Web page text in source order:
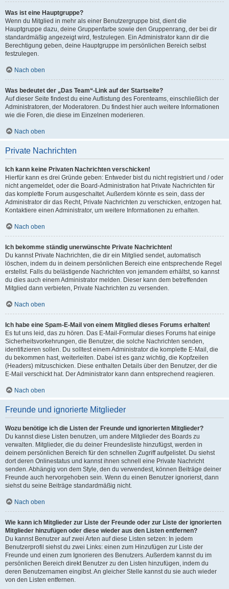
Was ist eine Hauptgruppe?
Wenn du Mitglied in mehr als einer Benutzergruppe bist, dient die
Hauptgruppe dazu, deine Gruppenfarbe sowie den Gruppenrang, der bei dir
standardmäßig angezeigt wird, festzulegen. Ein Administrator kann dir die
Berechtigung geben, deine Hauptgruppe im persönlichen Bereich selbst
festzulegen.
Nach oben
Was bedeutet der „Das Team“-Link auf der Startseite?
Auf dieser Seite findest du eine Auflistung des Forenteams, einschließlich der
Administratoren, der Moderatoren. Du findest hier auch weitere Informationen
wie die Foren, die diese im Einzelnen moderieren.
Nach oben
Private Nachrichten
Ich kann keine Privaten Nachrichten verschicken!
Hierfür kann es drei Gründe geben: Entweder bist du nicht registriert und / oder
nicht angemeldet, oder die Board-Administration hat Private Nachrichten für
das komplette Forum ausgeschaltet. Außerdem könnte es sein, dass der
Administrator dir das Recht, Private Nachrichten zu verschicken, entzogen hat.
Kontaktiere einen Administrator, um weitere Informationen zu erhalten.
Nach oben
Ich bekomme ständig unerwünschte Private Nachrichten!
Du kannst Private Nachrichten, die dir ein Mitglied sendet, automatisch
löschen, indem du in deinem persönlichen Bereich eine entsprechende Regel
erstellst. Falls du belästigende Nachrichten von jemandem erhältst, so kannst
du dies auch einem Administrator melden. Dieser kann dem betreffenden
Mitglied dann verbieten, Private Nachrichten zu versenden.
Nach oben
Ich habe eine Spam-E-Mail von einem Mitglied dieses Forums erhalten!
Es tut uns leid, das zu hören. Das E-Mail-Formular dieses Forums hat einige
Sicherheitsvorkehrungen, die Benutzer, die solche Nachrichten senden,
identifizieren sollen. Du solltest einem Administrator die komplette E-Mail, die
du bekommen hast, weiterleiten. Dabei ist es ganz wichtig, die Kopfzeilen
(Headers) mitzuschicken. Diese enthalten Details über den Benutzer, der die
E-Mail verschickt hat. Der Administrator kann dann entsprechend reagieren.
Nach oben
Freunde und ignorierte Mitglieder
Wozu benötige ich die Listen der Freunde und ignorierten Mitglieder?
Du kannst diese Listen benutzen, um andere Mitglieder des Boards zu
verwalten. Mitglieder, die du deiner Freundesliste hinzufügst, werden in
deinem persönlichen Bereich für den schnellen Zugriff aufgelistet. Du siehst
dort deren Onlinestatus und kannst ihnen schnell eine Private Nachricht
senden. Abhängig von dem Style, den du verwendest, können Beiträge deiner
Freunde auch hervorgehoben sein. Wenn du einen Benutzer ignorierst, dann
siehst du seine Beiträge standardmäßig nicht.
Nach oben
Wie kann ich Mitglieder zur Liste der Freunde oder zur Liste der ignorierten
Mitglieder hinzufügen oder diese wieder aus den Listen entfernen?
Du kannst Benutzer auf zwei Arten auf diese Listen setzen: In jedem
Benutzerprofil siehst du zwei Links: einen zum Hinzufügen zur Liste der
Freunde und einen zum Ignorieren des Benutzers. Außerdem kannst du im
persönlichen Bereich direkt Benutzer zu den Listen hinzufügen, indem du
deren Benutzernamen eingibst. An gleicher Stelle kannst du sie auch wieder
von den Listen entfernen.